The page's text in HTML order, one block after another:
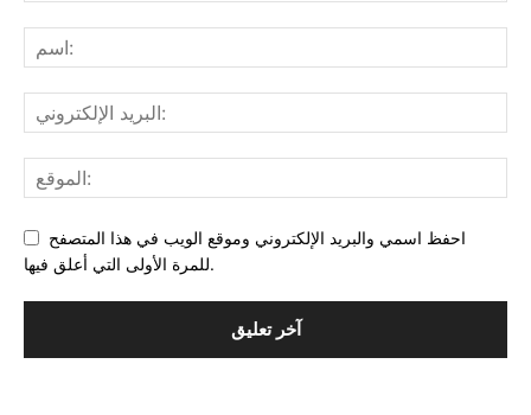
احفظ اسمي والبريد الإلكتروني وموقع الويب في هذا المتصفح
للمرة الأولى التي أعلق فيها.